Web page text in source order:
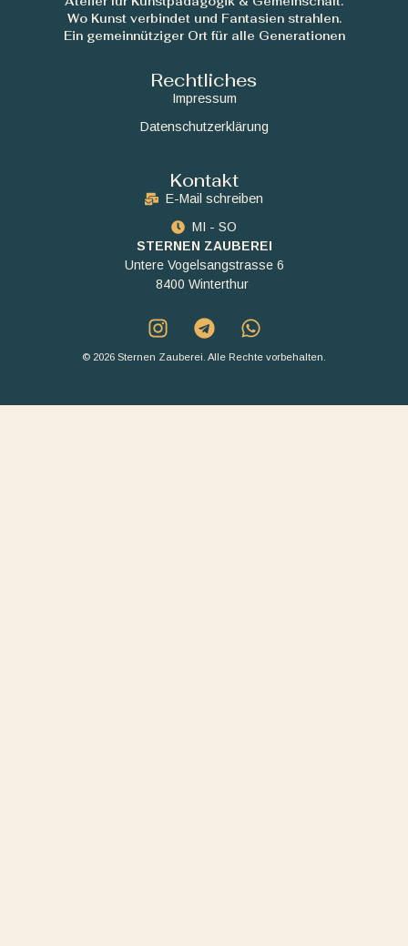
Wo Kunst verbindet und Fantasien strahlen.
Ein gemeinnütziger Ort für alle Generationen
Rechtliches
Impressum
Datenschutzerklärung
Kontakt
E-Mail schreiben
MI - SO
STERNEN ZAUBEREI
Untere Vogelsangstrasse 6
8400 Winterthur
© 2026 Sternen Zauberei. Alle Rechte vorbehalten.